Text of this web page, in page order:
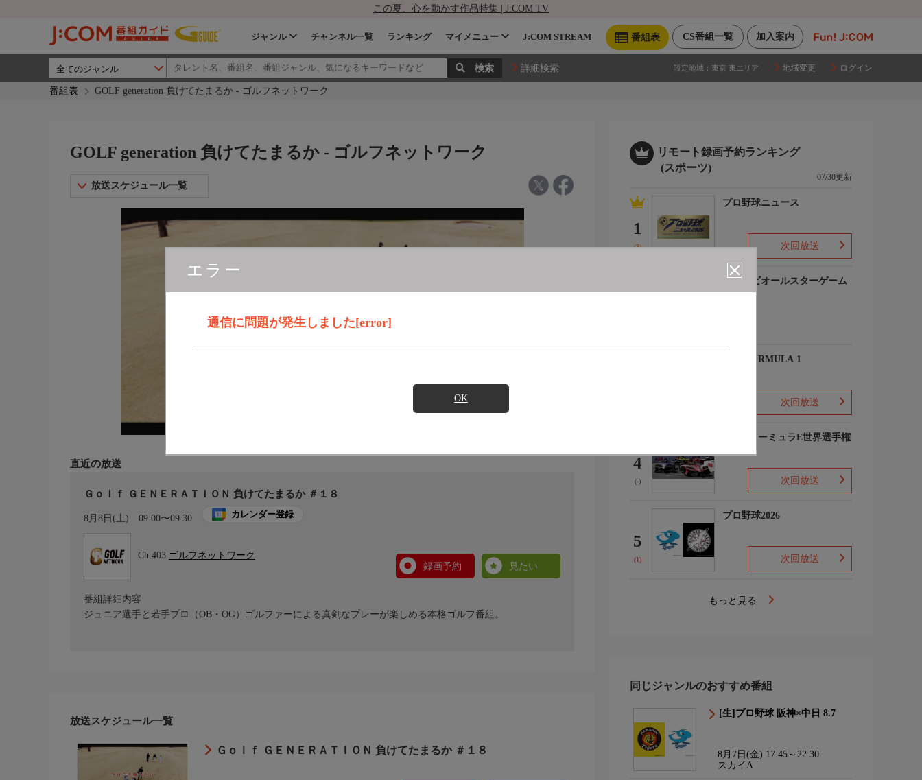
この夏、心を動かす作品特集 | J:COM TV
加入案内
CS番組一覧
番組表
ジャンル チャンネル一覧 ランキング マイメニュー J:COM STREAM
詳細検索 設定地域： 東京 東エリア 地域変更 ログイン
番組表 GOLF generation 負けてたまるか - ゴルフネットワーク
エラー
通信に問題が発生しました[error]
OK
GOLF generation 負けてたまるか - ゴルフネットワーク
放送スケジュール一覧
直近の放送
Ｇｏｌｆ ＧＥＮＥＲＡＴＩＯＮ 負けてたまるか ＃１８
8月8日(土) 09:00〜09:30 カレンダー登録
Ch.403 ゴルフネットワーク
録画予約
見たい
番組詳細内容
ジュニア選手と若手プロ（OB・OG）ゴルファーによる真剣なプレーが楽しめる本格ゴルフ番組。
放送スケジュール一覧
Ｇｏｌｆ ＧＥＮＥＲＡＴＩＯＮ 負けてたまるか ＃１８
リモート録画予約ランキング
(スポーツ)
07/30更新
1
(3)
プロ野球ニュース
次回放送
マイナビオールスターゲーム
2026 FORMULA 1
次回放送
4
(-)
FIAフォーミュラE世界選手権
2025/26
次回放送
5
(1)
プロ野球2026
次回放送
もっと見る
同じジャンルのおすすめ番組
[生]プロ野球 阪神×中日 8.7
8月7日(金) 17:45～22:30
スカイA